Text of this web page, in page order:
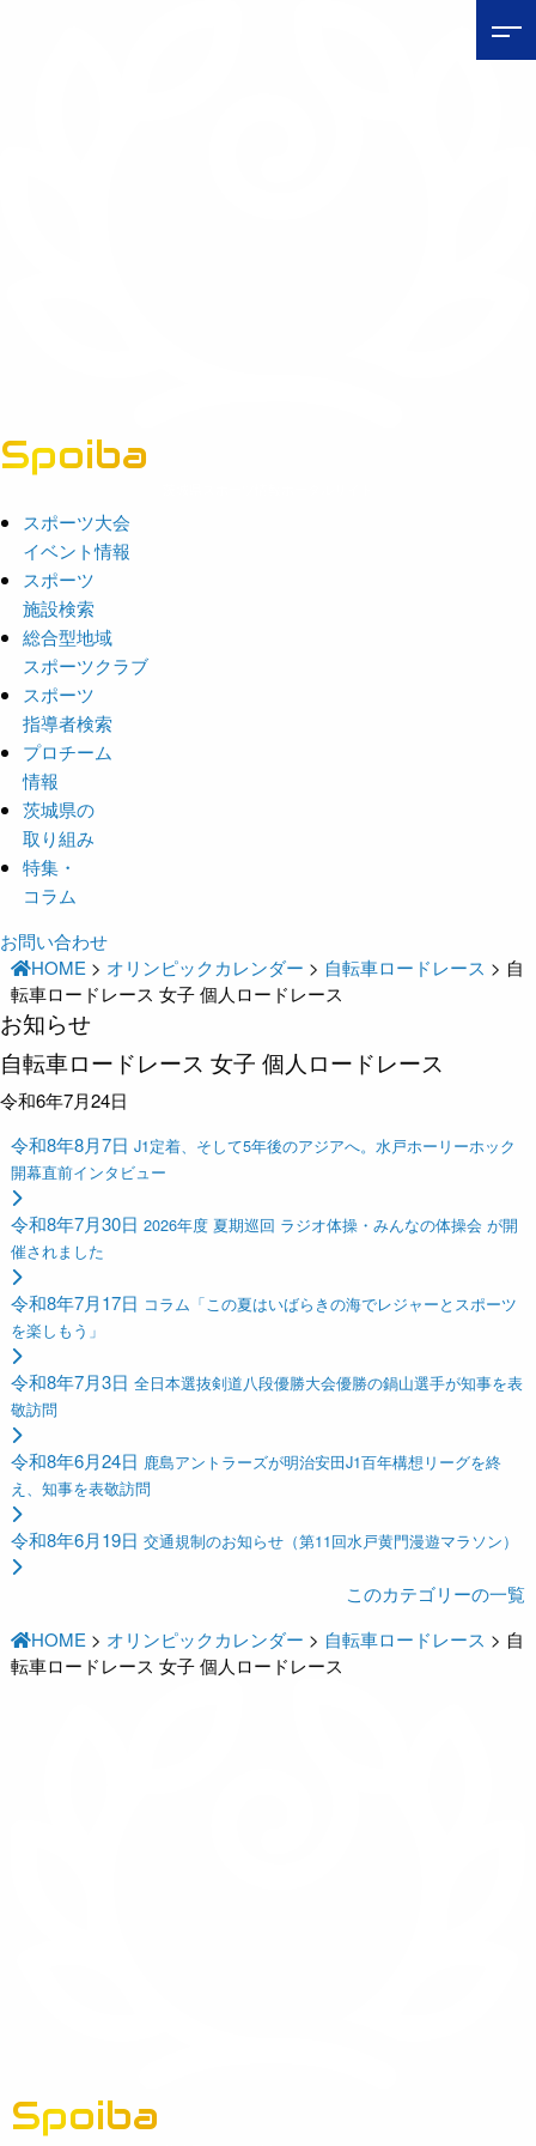
Spoiba
スポーツ大会
イベント情報
スポーツ
施設検索
総合型地域
スポーツクラブ
スポーツ
指導者検索
プロチーム
情報
茨城県の
取り組み
特集・
コラム
お問い合わせ
HOME > オリンピックカレンダー > 自転車ロードレース > 自
転車ロードレース 女子 個人ロードレース
お知らせ
自転車ロードレース 女子 個人ロードレース
令和6年7月24日
令和8年8月7日 J1定着、そして5年後のアジアへ。水戸ホーリーホック
開幕直前インタビュー
令和8年7月30日 2026年度 夏期巡回 ラジオ体操・みんなの体操会 が開
催されました
令和8年7月17日 コラム「この夏はいばらきの海でレジャーとスポーツ
を楽しもう」
令和8年7月3日 全日本選抜剣道八段優勝大会優勝の鍋山選手が知事を表
敬訪問
令和8年6月24日 鹿島アントラーズが明治安田J1百年構想リーグを終
え、知事を表敬訪問
令和8年6月19日 交通規制のお知らせ（第11回水戸黄門漫遊マラソン）
このカテゴリーの一覧
HOME > オリンピックカレンダー > 自転車ロードレース > 自
転車ロードレース 女子 個人ロードレース
Spoiba